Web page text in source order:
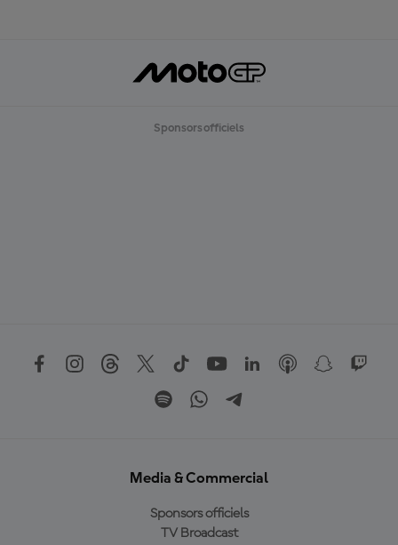
Sponsors officiels
Media & Commercial
Sponsors officiels
TV Broadcast